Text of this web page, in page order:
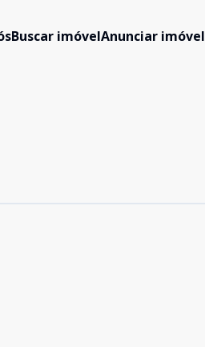
Buscar imóvelAnunciar imóvel